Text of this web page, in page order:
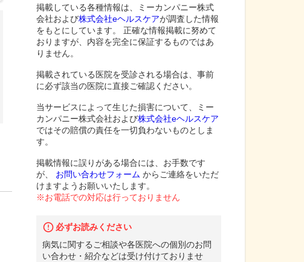
掲載している各種情報は、ミーカンパニー株式
会社および株式会社eヘルスケアが調査した情報
をもとにしています。 正確な情報掲載に努めて
おりますが、内容を完全に保証するものではあ
りません。
掲載されている医院を受診される場合は、事前
に必ず該当の医院に直接ご確認ください。
当サービスによって生じた損害について、ミー
カンパニー株式会社および株式会社eヘルスケア
ではその賠償の責任を一切負わないものとしま
す。
掲載情報に誤りがある場合には、お手数です
が、
お問い合わせフォーム からご連絡をいただ
けますようお願いいたします。
※お電話での対応は行っておりません
必ずお読みください
病気に関するご相談や各医院への個別のお問
い合わせ・紹介などは受け付けておりませ